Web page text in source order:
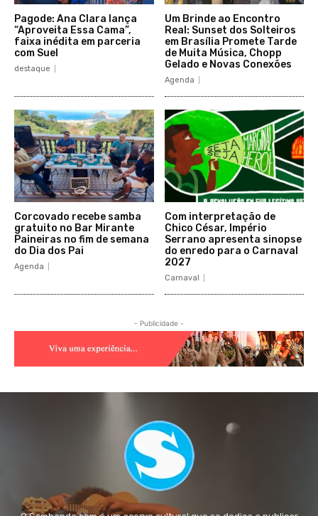
Pagode: Ana Clara lança
“Aproveita Essa Cama”,
faixa inédita em parceria
com Suel
destaque
Um Brinde ao Encontro
Real: Sunset dos Solteiros
em Brasília Promete Tarde
de Muita Música, Chopp
Gelado e Novas Conexões
Agenda
Corcovado recebe samba
gratuito no Bar Mirante
Paineiras no fim de semana
do Dia dos Pai
Agenda
Com interpretação de
Chico César, Império
Serrano apresenta sinopse
do enredo para o Carnaval
2027
Carnaval
- Publicidade -